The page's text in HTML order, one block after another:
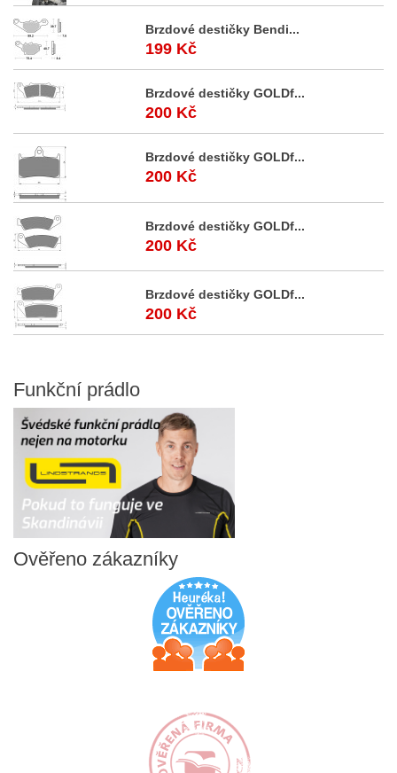
Brzdové destičky Bendi...
199 Kč
Brzdové destičky GOLDf...
200 Kč
Brzdové destičky GOLDf...
200 Kč
Brzdové destičky GOLDf...
200 Kč
Brzdové destičky GOLDf...
200 Kč
Funkční prádlo
Ověřeno zákazníky